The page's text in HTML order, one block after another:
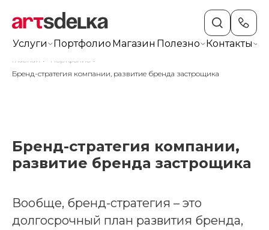
Услуги Портфолио Магазин Полезно Контакты
Главная / Портфолио /
Бренд-стратегия компании, развитие бренда застрощика
Бренд-стратегия компании,
развитие бренда застрощика
Вообще, бренд-стратегия – это
долгосрочный план развития бренда,